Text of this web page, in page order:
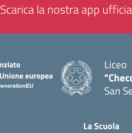
Scarica la nostra app
Liceo
San
La Scuola